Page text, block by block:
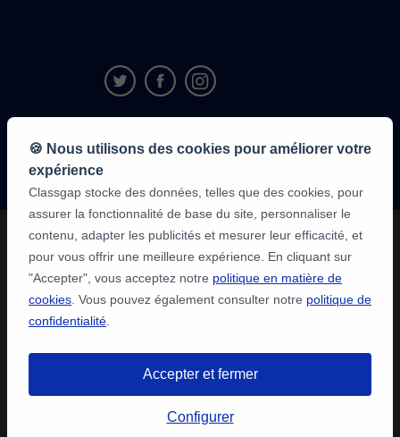
9,6/10
avis
🍪 Nous utilisons des cookies pour améliorer votre
expérience
Classgap stocke des données, telles que des cookies, pour
assurer la fonctionnalité de base du site, personnaliser le
contenu, adapter les publicités et mesurer leur efficacité, et
pour vous offrir une meilleure expérience. En cliquant sur
"Accepter", vous acceptez notre politique en matière de
cookies . Vous pouvez également consulter notre politique de
confidentialité
Accepter et fermer
Configurer